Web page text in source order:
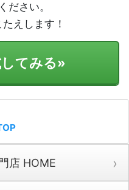
ださい。
えします！
てみる»
店 HOME